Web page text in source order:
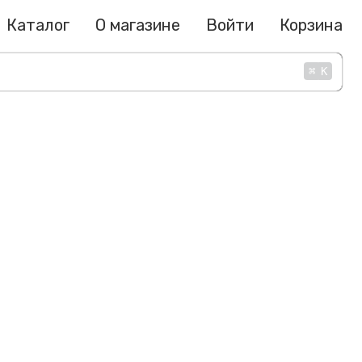
Каталог О магазине Войти Корзина
⌘ K